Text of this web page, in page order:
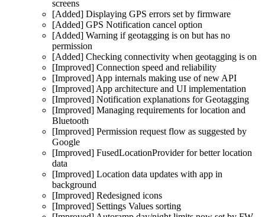
screens
[Added] Displaying GPS errors set by firmware
[Added] GPS Notification cancel option
[Added] Warning if geotagging is on but has no
permission
[Added] Checking connectivity when geotagging is on
[Improved] Connection speed and reliability
[Improved] App internals making use of new API
[Improved] App architecture and UI implementation
[Improved] Notification explanations for Geotagging
[Improved] Managing requirements for location and
Bluetooth
[Improved] Permission request flow as suggested by
Google
[Improved] FusedLocationProvider for better location
data
[Improved] Location data updates with app in
background
[Improved] Redesigned icons
[Improved] Settings Values sorting